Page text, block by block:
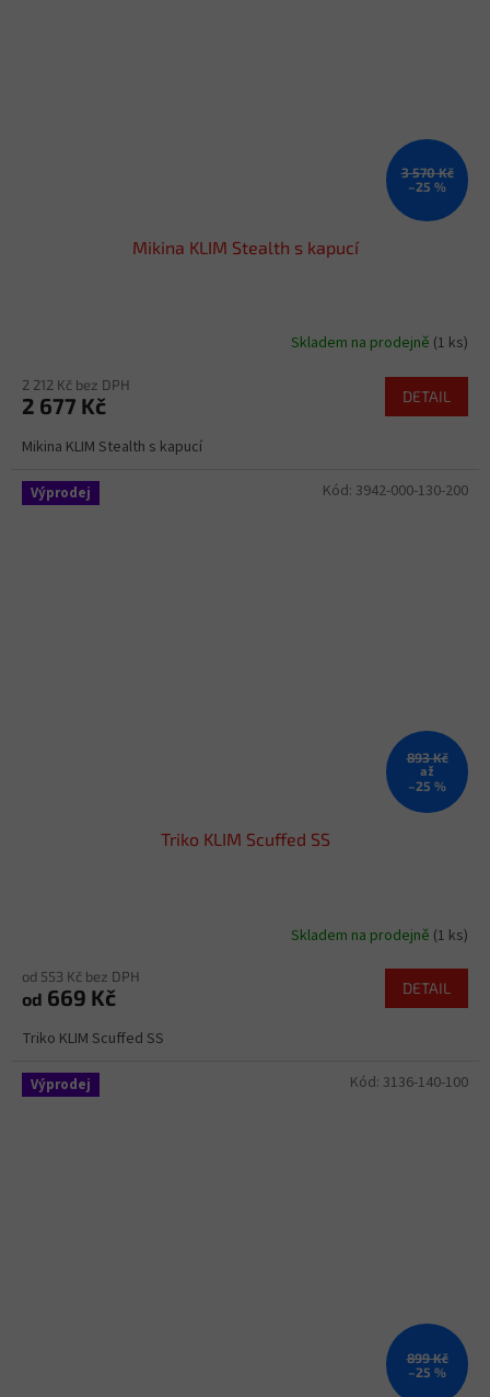
3 570 Kč
–25 %
Mikina KLIM Stealth s kapucí
Skladem na prodejně (1 ks)
2 212 Kč bez DPH
2 677 Kč DETAIL
Mikina KLIM Stealth s kapucí
Výprodej
893 Kč
až
–25 %
Triko KLIM Scuffed SS
Skladem na prodejně (1 ks)
od 553 Kč bez DPH
od 669 Kč DETAIL
Triko KLIM Scuffed SS
Kód: 3942-000-130-200
Výprodej
899 Kč
–25 %
Kód: 3136-140-100